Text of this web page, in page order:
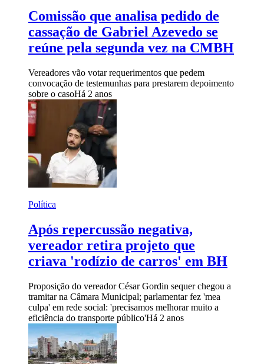
Comissão que analisa pedido de
cassação de Gabriel Azevedo se
reúne pela segunda vez na CMBH
Vereadores vão votar requerimentos que pedem
convocação de testemunhas para prestarem depoimento
sobre o casoHá 2 anos
Política
Após repercussão negativa,
vereador retira projeto que
criava 'rodízio de carros' em BH
Proposição do vereador César Gordin sequer chegou a
tramitar na Câmara Municipal; parlamentar fez 'mea
culpa' em rede social: 'precisamos melhorar muito a
eficiência do transporte público'Há 2 anos